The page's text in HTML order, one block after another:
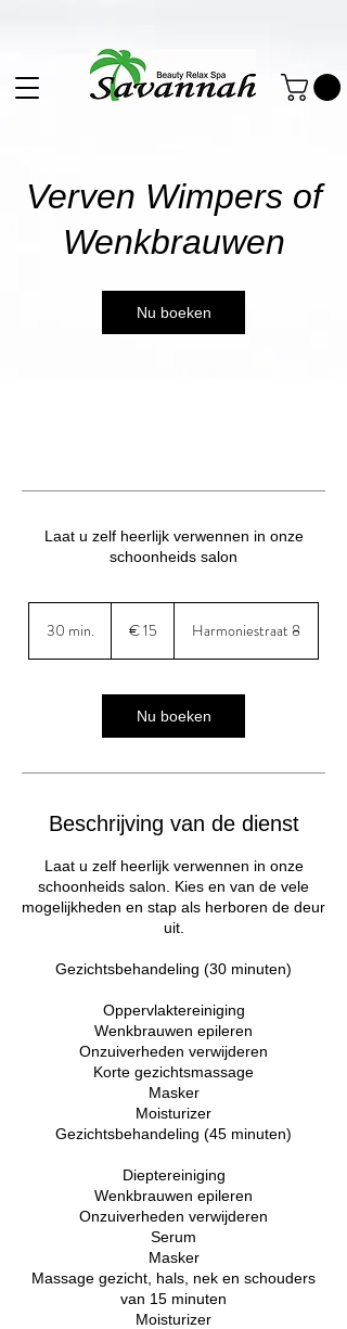
Verven Wimpers of
Wenkbrauwen
Nu boeken
Laat u zelf heerlijk verwennen in onze
schoonheids salon
30 min. € 15 Harmoniestraat 8
Nu boeken
Beschrijving van de dienst
Laat u zelf heerlijk verwennen in onze
schoonheids salon. Kies en van de vele
mogelijkheden en stap als herboren de deur
uit.
Gezichtsbehandeling (30 minuten)
Oppervlaktereiniging
Wenkbrauwen epileren
Onzuiverheden verwijderen
Korte gezichtsmassage
Masker
Moisturizer
Gezichtsbehandeling (45 minuten)
Dieptereiniging
Wenkbrauwen epileren
Onzuiverheden verwijderen
Serum
Masker
Massage gezicht, hals, nek en schouders
van 15 minuten
Moisturizer